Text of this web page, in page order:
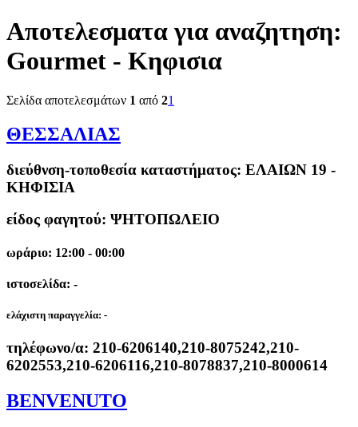
Αποτελεσματα για αναζητηση:
Gourmet - Κηφισια
Σελίδα αποτελεσμάτων 1 από 21
ΘΕΣΣΑΛΙΑΣ
διεύθνση-τοποθεσία καταστήματος: ΕΛΑΙΩΝ 19 -
ΚΗΦΙΣΙΑ
είδος φαγητού: ΨΗΤΟΠΩΛΕΙΟ
ωράριο: 12:00 - 00:00
ιστοσελίδα: -
ελάχιστη παραγγελία: -
τηλέφωνο/α: 210-6206140,210-8075242,210-
6202553,210-6206116,210-8078837,210-8000614
BENVENUTO